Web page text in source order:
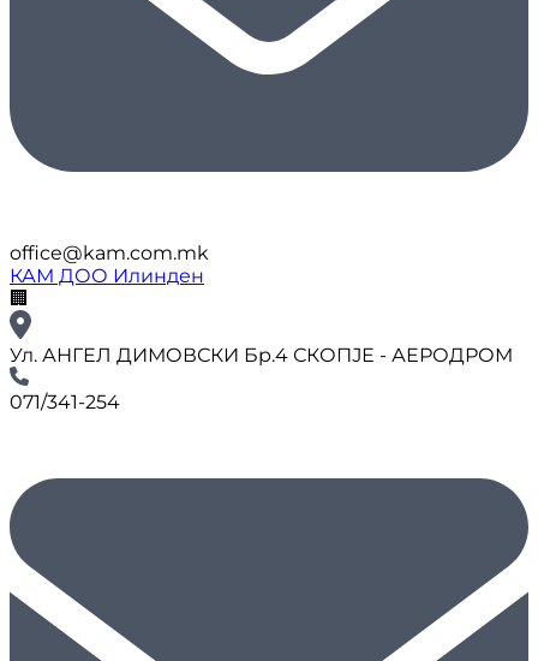
office@kam.com.mk
КАМ ДОО Илинден
🏢
Ул. АНГЕЛ ДИМОВСКИ Бр.4 СКОПЈЕ - АЕРОДРОМ
071/341-254